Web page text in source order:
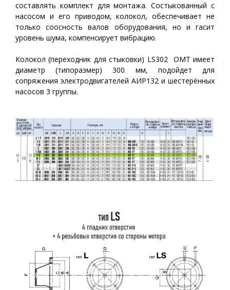
составлять комплект для монтажа. Состыкованный с
насосом и его приводом, колокол, обеспечивает не
только соосность валов оборудования, но и гасит
уровень шума, компенсирует вибрацию.
Колокол (переходник для стыковки) LS302 OMT имеет
диаметр (типоразмер) 300 мм, подойдет для
сопряжения электродвигателей АИР132 и шестерённых
насосов 3 группы.